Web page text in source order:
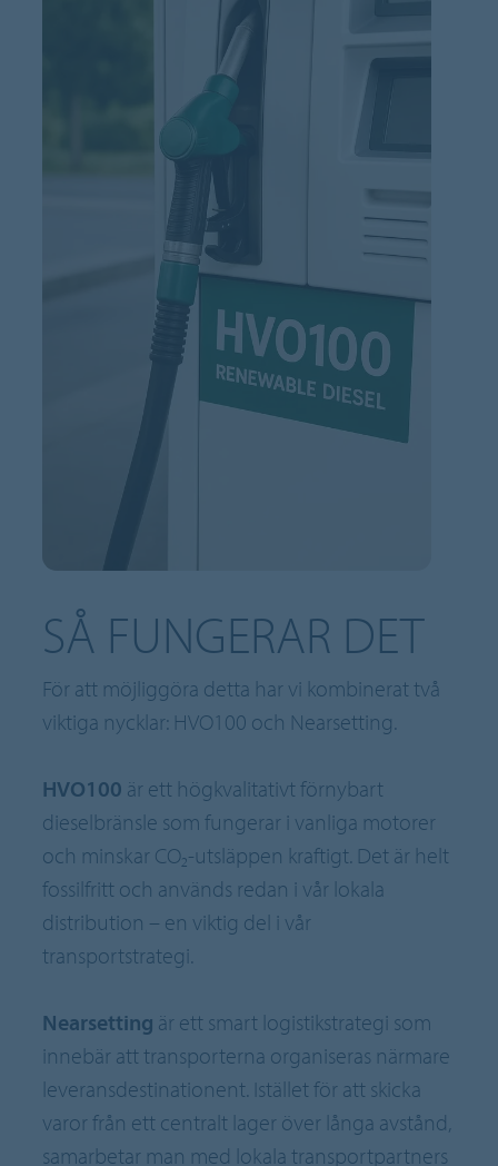
SÅ FUNGERAR DET
För att möjliggöra detta har vi kombinerat två
viktiga nycklar: HVO100 och Nearsetting.
HVO100 är ett högkvalitativt förnybart
dieselbränsle som fungerar i vanliga motorer
och minskar CO₂-utsläppen kraftigt. Det är helt
fossilfritt och används redan i vår lokala
distribution – en viktig del i vår
transportstrategi.
Nearsetting är ett smart logistikstrategi som
innebär att transporterna organiseras närmare
leveransdestinationent. Istället för att skicka
varor från ett centralt lager över långa avstånd,
samarbetar man med lokala transportpartners